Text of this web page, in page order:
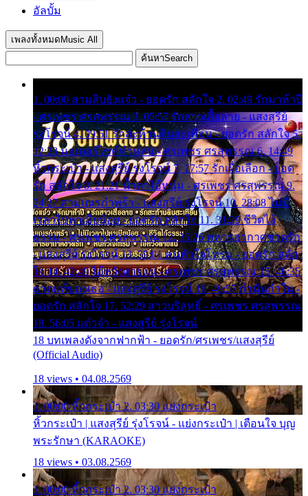
อัลบั้ม
เพลงทั้งหมด Music All
ค้นหาSearch
1. 00:00 สามสิบยังแจ๋ว - ยอดรัก สลักใจ 2. 02:49 รักมาห้าปี
- ศรเพชร ศรสุพรรณ 3. 05:57 รักสาวเสื้อลาย - แสงสุรีย์
รุ่งโรจน์ 4. 09:51 รักสะท้านดินสะเทือน - ยอดรัก สลักใจ 5.
12:23 มอเตอร์ไซค์ทำหล่น - ศรเพชร ศรสุพรรณ 6. 14:49
หิ้วกระเป๋า - แสงสุรีย์ รุ่งโรจน์ 7. 17:57 รักเผื่อเลือก - ยอด
รัก สลักใจ 8. 21:21 น้ำตาไอ้หนุ่ม - ศรเพชร ศรสุพรรณ 9.
24:27 สามเณรกำพร้า - แสงสุรีย์ รุ่งโรจน์ 10. 28:08 ไม่มี
เวลาไปหาเมียน้อย - ยอดรัก สลักใจ 11. 31:29 ชีวิตไอ้
ธรรม - ศรเพชร ศรสุพรรณ 12. 35:26 ทหารอากาศขาดรัก
- แสงสุรีย์ รุ่งโรจน์ 13. 39:01 คนหัวใจโทรม - ยอดรัก สลัก
ใจ 14. 42:49 ไอ้หวังตายแน่ - ศรเพชร ศรสุพรรณ 15. 46:35
ธาตุแท้ของเธอ - แสงสุรีย์ รุ่งโรจน์ 16. 49:57 กำนันกำใน -
ยอดรัก สลักใจ 17. 52:29 สาวบริสุทธิ์ - ศรเพชร ศรสุพรรณ
18. 56:05 แต๋วจ๋า - แสงสุรีย์ รุ่งโรจน์
18 บทเพลงดังจากฟากฟ้า - ยอดรัก/ศรเพชร/แสงสุรีย์
(Official Audio)
18 views • 04.08.2569
1. 00:00 หิ้วกระเป๋า 2. 03:30 แย่งกระเป๋า
หิ้วกระเป๋า | แสงสุรีย์ รุ่งโรจน์ - แย่งกระเป๋า | เตือนใจ บุญ
พระรักษา (KARAOKE)
18 views • 03.08.2569
1. 00:00 หิ้วกระเป๋า 2. 03:30 แย่งกระเป๋า